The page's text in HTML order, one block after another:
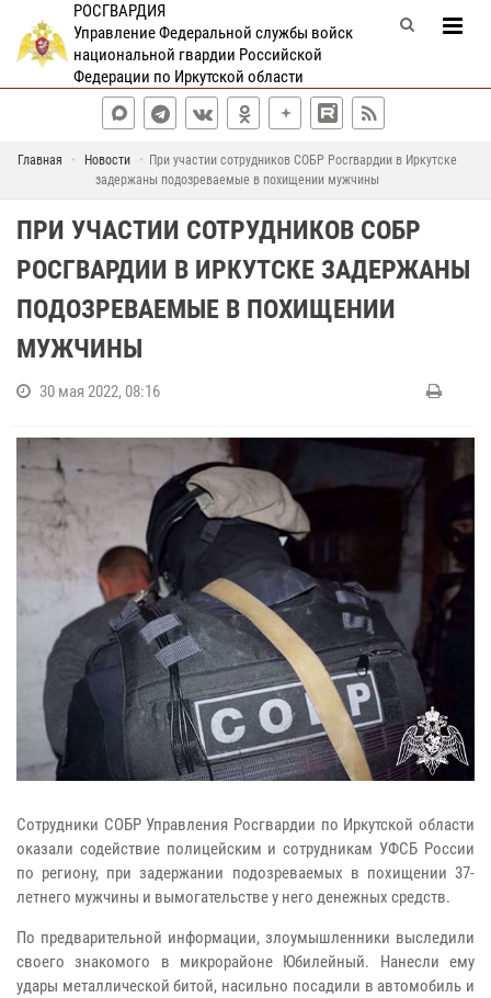
РОСГВАРДИЯ
Управление Федеральной службы войск
национальной гвардии Российской
Федерации по Иркутской области
Главная Новости
При участии сотрудников СОБР Росгвардии в Иркутске
задержаны подозреваемые в похищении мужчины
ПРИ УЧАСТИИ СОТРУДНИКОВ СОБР
РОСГВАРДИИ В ИРКУТСКЕ ЗАДЕРЖАНЫ
ПОДОЗРЕВАЕМЫЕ В ПОХИЩЕНИИ
МУЖЧИНЫ
30 мая 2022, 08:16
Сотрудники СОБР Управления Росгвардии по Иркутской области
оказали содействие полицейским и сотрудникам УФСБ России
по региону, при задержании подозреваемых в похищении 37-
летнего мужчины и вымогательстве у него денежных средств.
По предварительной информации, злоумышленники выследили
своего знакомого в микрорайоне Юбилейный. Нанесли ему
удары металлической битой, насильно посадили в автомобиль и